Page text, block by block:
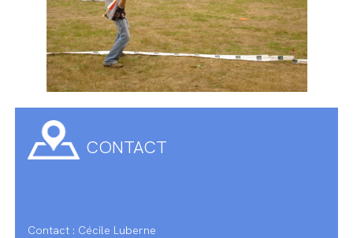
CONTACT
Contact : Cécile Luberne